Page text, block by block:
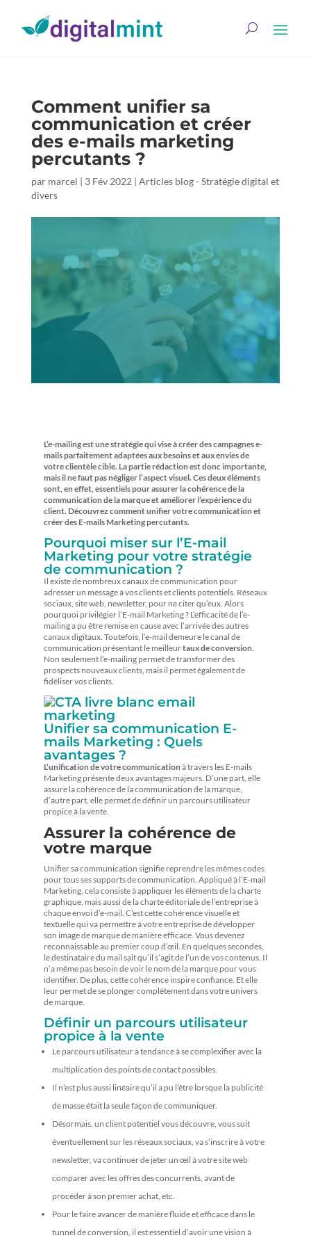
Comment unifier sa
communication et créer
des e-mails marketing
percutants ?
par marcel | 3 Fév 2022 | Articles blog - Stratégie digital et
divers
L’e-mailing est une stratégie qui vise à créer des campagnes e-
mails parfaitement adaptées aux besoins et aux envies de
votre clientèle cible. La partie rédaction est donc importante,
mais il ne faut pas négliger l’aspect visuel. Ces deux éléments
sont, en effet, essentiels pour assurer la cohérence de la
communication de la marque et améliorer l’expérience du
client. Découvrez comment unifier votre communication et
créer des E-mails Marketing percutants.
Pourquoi miser sur l’E-mail
Marketing pour votre stratégie
de communication ?
Il existe de nombreux canaux de communication pour
adresser un message à vos clients et clients potentiels. Réseaux
sociaux, site web, newsletter, pour ne citer qu’eux. Alors
pourquoi privilégier l’E-mail Marketing ? L’efficacité de l’e-
mailing a pu être remise en cause avec l’arrivée des autres
canaux digitaux. Toutefois, l’e-mail demeure le canal de
communication présentant le meilleurtaux de conversion.
Non seulement l’e-mailing permet de transformer des
prospects nouveaux clients, mais il permet également de
fidéliser vos clients.
Unifier sa communication E-
mails Marketing : Quels
avantages ?
L’unification de votre communicationà travers les E-mails
Marketing présente deux avantages majeurs. D’une part, elle
assure la cohérence de la communication de la marque,
d’autre part, elle permet de définir un parcours utilisateur
propice à la vente.
Assurer la cohérence de
votre marque
Unifier sa communication signifie reprendre les mêmes codes
pour tous ses supports de communication. Appliqué à l’E-mail
Marketing, cela consiste à appliquer les éléments de la charte
graphique, mais aussi de la charte éditoriale de l’entreprise à
chaque envoi d’e-mail. C’est cette cohérence visuelle et
textuelle qui va permettre à votre entreprise de développer
son image de marque de manière efficace. Vous devenez
reconnaissable au premier coup d’œil. En quelques secondes,
le destinataire du mail sait qu’il s’agit de l’un de vos contenus. Il
n’a même pas besoin de voir le nom de la marque pour vous
identifier. De plus, cette cohérence inspire confiance. Et elle
leur permet de se plonger complètement dans votre univers
de marque.
Définir un parcours utilisateur
propice à la vente
Le parcours utilisateur a tendance à se complexifier avec la
multiplication des points de contact possibles.
Il n’est plus aussi linéaire qu’il a pu l’être lorsque la publicité
de masse était la seule façon de communiquer.
Désormais, un client potentiel vous découvre, vous suit
éventuellement sur les réseaux sociaux, va s’inscrire à votre
newsletter, va continuer de jeter un œil à votre site web
comparer avec les offres des concurrents, avant de
procéder à son premier achat, etc.
Pour le faire avancer de manière fluide et efficace dans le
tunnel de conversion, il est essentiel d’avoir une vision à